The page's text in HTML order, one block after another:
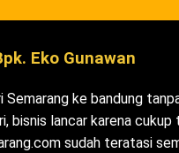
Eko Gunawan
Semarang ke bandung
bisnis lancar karena cukup
sudah teratasi